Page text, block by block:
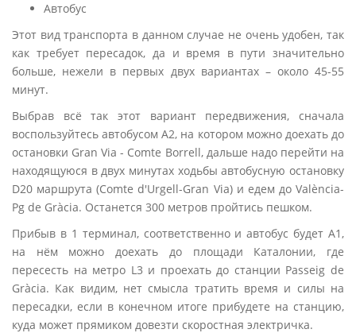
Автобус
Этот вид транспорта в данном случае не очень удобен, так
как требует пересадок, да и время в пути значительно
больше, нежели в первых двух вариантах – около 45-55
минут.
Выбрав всё так этот вариант передвижения, сначала
воспользуйтесь автобусом А2, на котором можно доехать до
остановки Gran Via - Comte Borrell, дальше надо перейти на
находящуюся в двух минутах ходьбы автобусную остановку
D20 маршрута (Comte d'Urgell-Gran Via) и едем до València-
Pg de Gràcia. Останется 300 метров пройтись пешком.
Прибыв в 1 терминал, соответственно и автобус будет А1,
на нём можно доехать до площади Каталонии, где
пересесть на метро L3 и проехать до станции Passeig de
Gràcia. Как видим, нет смысла тратить время и силы на
пересадки, если в конечном итоге прибудете на станцию,
куда может прямиком довезти скоростная электричка.